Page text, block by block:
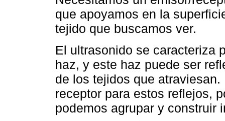
que apoyamos en la
tejido que buscamos ver.
El ultrasonido se caracteriza
haz, y este haz puede ser
de los tejidos que
receptor para estos reflejos,
podemos agrupar y construir